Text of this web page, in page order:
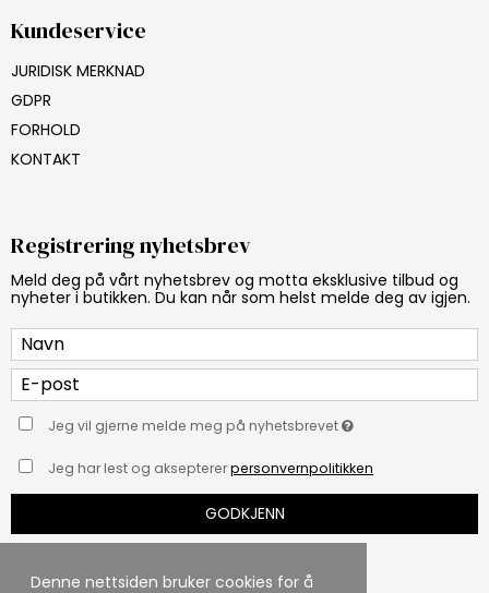
Denne nettsiden bruker cookies for å
Kundeservice
JURIDISK MERKNAD
GDPR
FORHOLD
KONTAKT
Registrering nyhetsbrev
Meld deg på vårt nyhetsbrev og motta eksklusive tilbud og
nyheter i butikken. Du kan når som helst melde deg av igjen.
Jeg vil gjerne melde meg på nyhetsbrevet
Jeg har lest og akseptererpersonvernpolitikken
GODKJENN